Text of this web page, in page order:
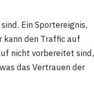
Ein Sportereignis,
kann den Traffic auf
nicht vorbereitet sind,
das Vertrauen der